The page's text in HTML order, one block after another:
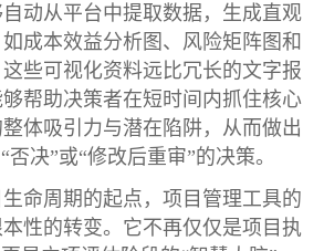
动从平台中提取数据，生成直观
成本效益分析图、风险矩阵图和
些可视化资料远比冗长的文字报
帮助决策者在短时间内抓住核心
体吸引力与潜在陷阱，从而做出
否决”或“修改后重审”的决策。
命周期的起点，项目管理工具的
性的转变。它不再仅仅是项目执